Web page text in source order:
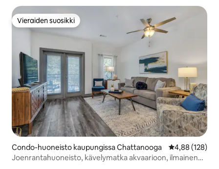
Vieraiden suosikki
Vieraiden suosikki
Condo-huoneisto kaupungissa Chattanooga
4,88 (128)
Joenrantahuoneisto, kävelymatka akvaarioon, ilmainen